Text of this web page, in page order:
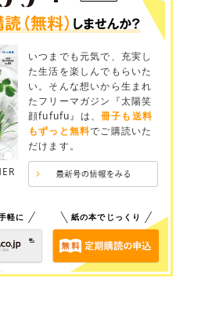
いつまでも元気で、充実し
た生活を楽しんでもらいた
い。そんな想いから生まれ
たフリーマガジン『太陽笑
顔fufufu』は、 冊子も送料
もずっと無料でご購読いた
だけます。
軽に 紙の本でじっくり